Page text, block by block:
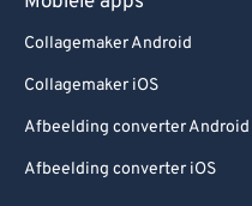
Collagemaker Android
Collagemaker iOS
Afbeelding converter Android
Afbeelding converter iOS